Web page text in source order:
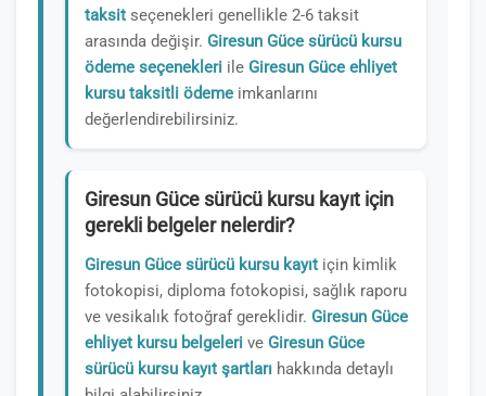
taksit seçenekleri genellikle 2-6 taksit
arasında değişir. Giresun Güce sürücü kursu
ödeme seçenekleri ile Giresun Güce ehliyet
kursu taksitli ödeme imkanlarını
değerlendirebilirsiniz.
Giresun Güce sürücü kursu kayıt için
gerekli belgeler nelerdir?
Giresun Güce sürücü kursu kayıt için kimlik
fotokopisi, diploma fotokopisi, sağlık raporu
ve vesikalık fotoğraf gereklidir. Giresun Güce
ehliyet kursu belgeleri ve Giresun Güce
sürücü kursu kayıt şartları hakkında detaylı